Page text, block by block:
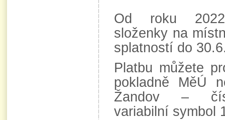
Od roku
složenky na
splatností do
Platbu můžete
pokladně MěÚ
Žandov –
variabilní symbol